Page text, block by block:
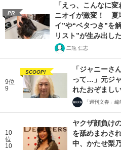
PR
「えっ、こんなに
ニオイが激変！ 夏
イ”や“ベタつき”を
リスト”が生み出し
二瓶 仁志
9位
9
SCOOP!
「ジャニーさ
って…」元ジ
れたおぞまし
「週刊文春」編
10
位
10
ヤクザ顔負け
を舐めまわさ
中、かたせ梨